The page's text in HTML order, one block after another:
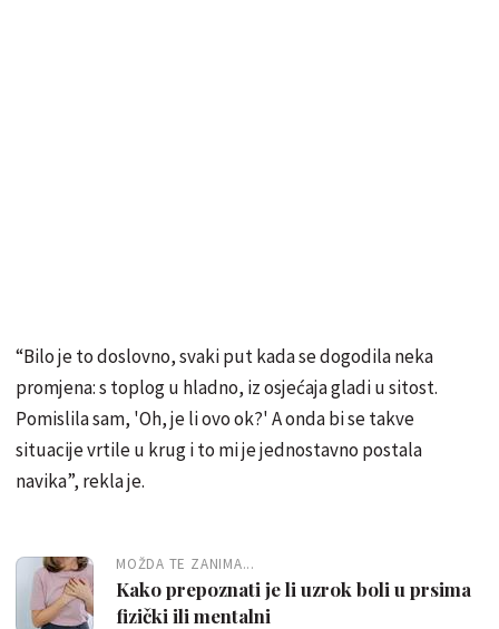
“Bilo je to doslovno, svaki put kada se dogodila neka
promjena: s toplog u hladno, iz osjećaja gladi u sitost.
Pomislila sam, 'Oh, je li ovo ok?' A onda bi se takve
situacije vrtile u krug i to mi je jednostavno postala
navika”, rekla je.
MOŽDA TE ZANIMA...
Kako prepoznati je li uzrok boli u prsima
fizički ili mentalni